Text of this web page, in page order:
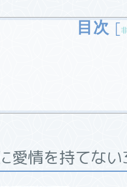
目次 [
愛情を持てない